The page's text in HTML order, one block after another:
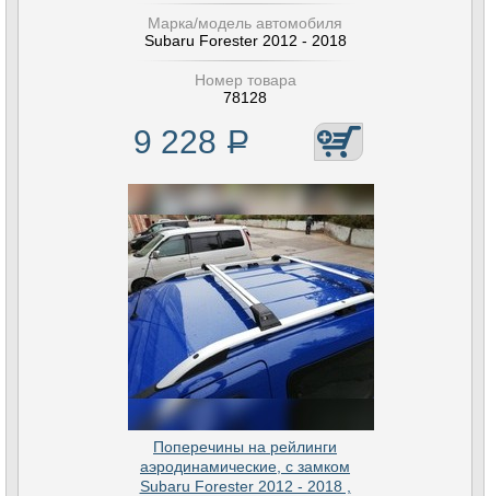
Марка/модель автомобиля
Subaru Forester 2012 - 2018
Номер товара
78128
9 228 Р
Поперечины на рейлинги
аэродинамические, с замком
Subaru Forester 2012 - 2018 ,